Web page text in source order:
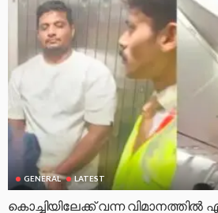
GENERAL LATEST
കൊച്ചിയിലേക്ക് വന്ന